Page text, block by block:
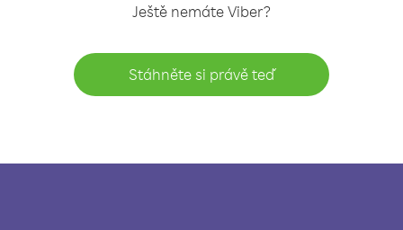
Ještě nemáte Viber?
Stáhněte si právě teď